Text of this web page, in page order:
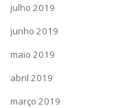
julho 2019
junho 2019
maio 2019
abril 2019
março 2019